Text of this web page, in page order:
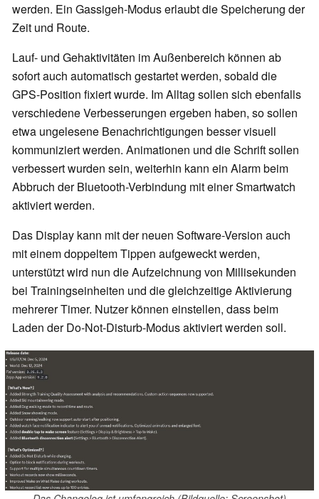
werden. Ein Gassigeh-Modus erlaubt die Speicherung der
Zeit und Route.
Lauf- und Gehaktivitäten im Außenbereich können ab
sofort auch automatisch gestartet werden, sobald die
GPS-Position fixiert wurde. Im Alltag sollen sich ebenfalls
verschiedene Verbesserungen ergeben haben, so sollen
etwa ungelesene Benachrichtigungen besser visuell
kommuniziert werden. Animationen und die Schrift sollen
verbessert wurden sein, weiterhin kann ein Alarm beim
Abbruch der Bluetooth-Verbindung mit einer Smartwatch
aktiviert werden.
Das Display kann mit der neuen Software-Version auch
mit einem doppeltem Tippen aufgeweckt werden,
unterstützt wird nun die Aufzeichnung von Millisekunden
bei Trainingseinheiten und die gleichzeitige Aktivierung
mehrerer Timer. Nutzer können einstellen, dass beim
Laden der Do-Not-Disturb-Modus aktiviert werden soll.